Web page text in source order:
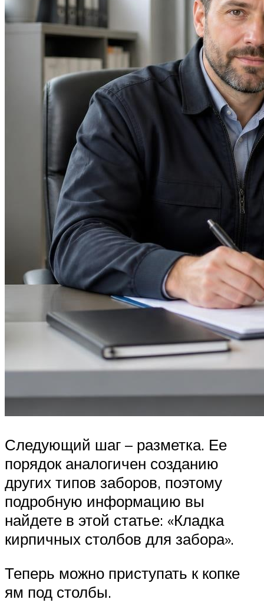
Следующий шаг – разметка. Ее
порядок аналогичен созданию
других типов заборов, поэтому
подробную информацию вы
найдете в этой статье: «Кладка
кирпичных столбов для забора».
Теперь можно приступать к копке
ям под столбы.